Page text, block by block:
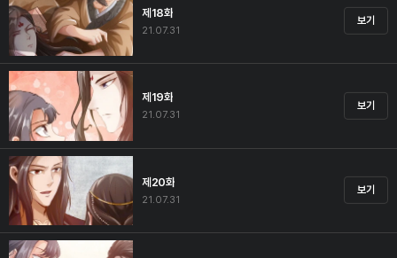
제18화
21.07.31
보기
제19화
21.07.31
보기
제20화
21.07.31
보기